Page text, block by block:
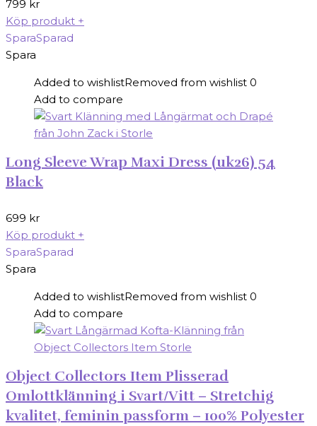
799 kr
Köp produkt +
SparaSparad
Spara
Added to wishlistRemoved from wishlist 0
Add to compare
Long Sleeve Wrap Maxi Dress (uk26) 54
Black
699 kr
Köp produkt +
SparaSparad
Spara
Added to wishlistRemoved from wishlist 0
Add to compare
Object Collectors Item Plisserad
Omlottklänning i Svart/Vitt – Stretchig
kvalitet, feminin passform – 100% Polyester